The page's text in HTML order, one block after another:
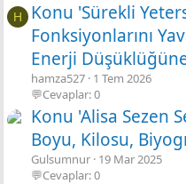
H
Konu 'Sürekli
Fonksiyonlarını
Enerji
hamza527 1 Tem 2026
💬Cevaplar: 0
Konu 'Alisa Sezen
Boyu, Kilosu,
Gulsumnur 19 Mar 2025
💬Cevaplar: 0